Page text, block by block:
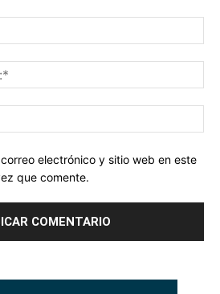
electrónico y sitio web en este
que comente.